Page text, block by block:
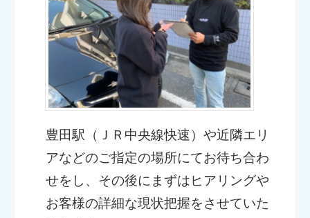
豊田駅（ＪＲ中央線快速）や近隣エリ
アなどのご指定の場所にてお待ち合わ
せをし、その後にまずはヒアリングや
お客様の詳細な現状把握をさせていた